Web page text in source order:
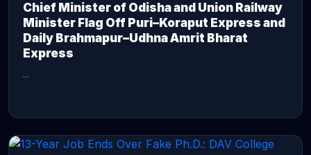
Chief Minister of Odisha and Union Railway
Minister Flag Off Puri–Koraput Express and
Daily Brahmapur–Udhna Amrit Bharat
Express
...